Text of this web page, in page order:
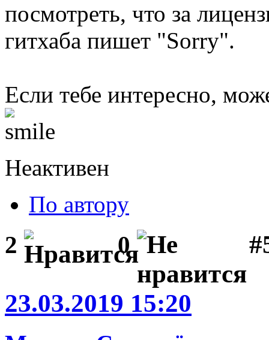
посмотреть, что за
гитхаба пишет "Sorry".
Если тебе интересно,
Неактивен
По автору
2 0
23.03.2019 15:20